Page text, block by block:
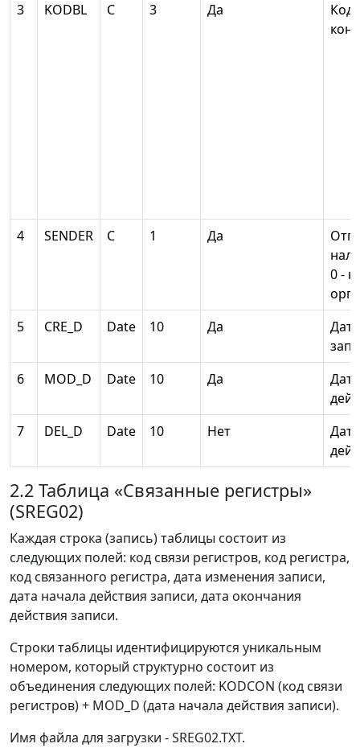
3 KODBL С 3 Да
Код
4 SENDER С 1 Да
0 -
5
CRE_D Date 10 Да
6
MOD_D Date 10 Да
7
DEL_D Date 10 Нет
2.2 Таблица «Связанные регистры»
(SREG02)
Каждая строка (запись) таблицы состоит из
следующих полей: код связи регистров, код регистра,
код связанного регистра, дата изменения записи,
дата начала действия записи, дата окончания
действия записи.
Строки таблицы идентифицируются уникальным
номером, который структурно состоит из
объединения следующих полей: KODCON (код связи
регистров) + MOD_D (дата начала действия записи).
Имя файла для загрузки - SREG02.TXT.